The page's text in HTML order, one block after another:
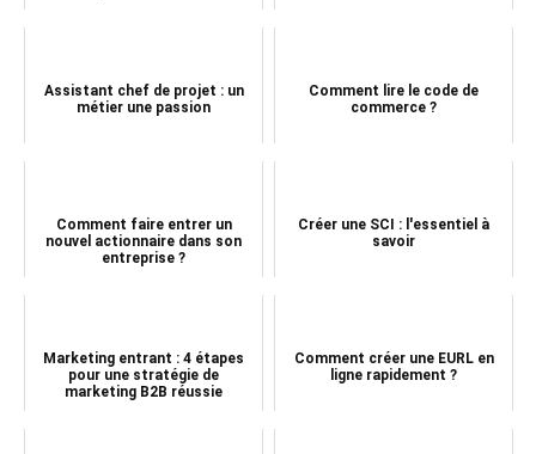
Assistant chef de projet : un
métier une passion
Comment lire le code de
commerce ?
Comment faire entrer un
nouvel actionnaire dans son
entreprise ?
Créer une SCI : l'essentiel à
savoir
Marketing entrant : 4 étapes
pour une stratégie de
marketing B2B réussie
Comment créer une EURL en
ligne rapidement ?